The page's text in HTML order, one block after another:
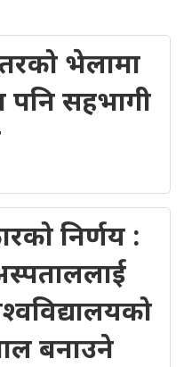
भेलामा
पनि सहभागी
निर्णय :
बनाउने